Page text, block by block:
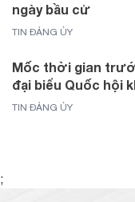
ngày bầu cử
TIN ĐẢNG ỦY
Mốc thời gian
đại biểu Quốc hội
TIN ĐẢNG ỦY
;